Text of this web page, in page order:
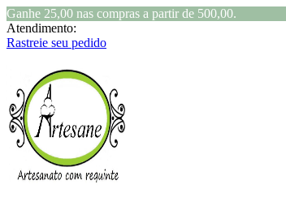
Ganhe 25,00 nas compras a partir de 500,00.
Atendimento:
Rastreie seu pedido